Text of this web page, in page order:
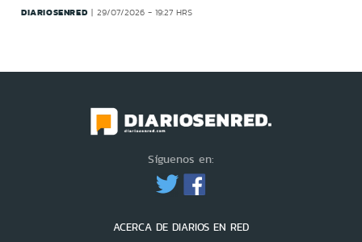
DIARIOSENRED 29/07/2026 - 19:27 HRS
Síguenos en:
ACERCA DE DIARIOS EN RED